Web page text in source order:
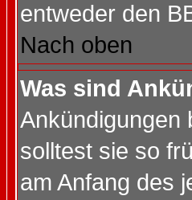
entweder den
Nach oben
Was sind
Ankündigungen
solltest sie so
am Anfang des